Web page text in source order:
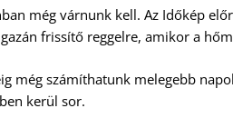
még várnunk kell. Az Időkép
frissítő reggelre, amikor a
még számíthatunk melegebb
kerül sor.